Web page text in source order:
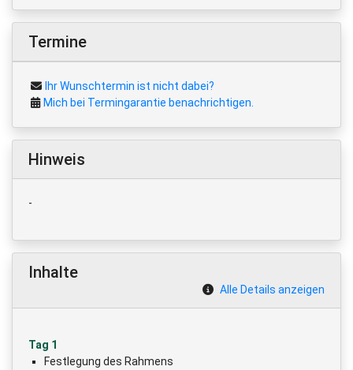
Termine
Ihr Wunschtermin ist nicht dabei?
Mich bei Termingarantie benachrichtigen.
Hinweis
-
Inhalte
Alle Details anzeigen
Tag 1
Festlegung des Rahmens